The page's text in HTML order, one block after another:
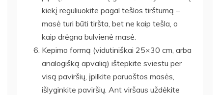
kiekį reguliuokite pagal tešlos tirštumą –
masė turi būti tiršta, bet ne kaip tešla, o
kaip drėgna bulvienė masė.
Kepimo formą (vidutiniškai 25×30 cm, arba
analogišką apvalią) ištepkite sviestu per
visą paviršių, įpilkite paruoštos masės,
išlyginkite paviršių. Ant viršaus uždėkite